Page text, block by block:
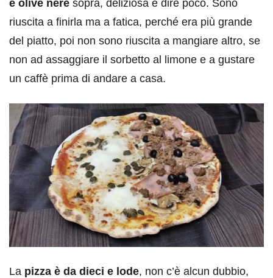
e olive nere sopra, deliziosa è dire poco. Sono
riuscita a finirla ma a fatica, perché era più grande
del piatto, poi non sono riuscita a mangiare altro, se
non ad assaggiare il sorbetto al limone e a gustare
un caffè prima di andare a casa.
La pizza è da dieci e lode, non c’è alcun dubbio,